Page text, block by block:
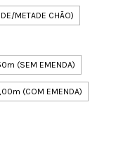
METADE CHÃO)
(SEM EMENDA)
(COM EMENDA)